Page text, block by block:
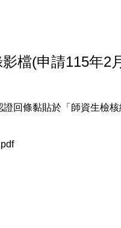
檔(申請115年2
回條黏貼於「師資生檢